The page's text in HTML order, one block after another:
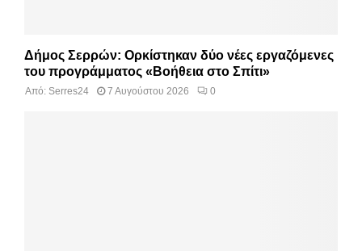
Δήμος Σερρών: Ορκίστηκαν δύο νέες εργαζόμενες
του προγράμματος «Βοήθεια στο Σπίτι»
Από: Serres24 7 Αυγούστου 2026 0